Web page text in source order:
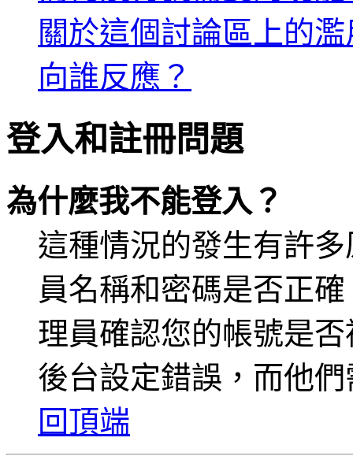
關於這個討論區上的
向誰反應？
登入和註冊問題
為什麼我不能登入？
這種情況的發生有許
員名稱和密碼是否正
理員確認您的帳號是
後台設定錯誤，而他
回頂端